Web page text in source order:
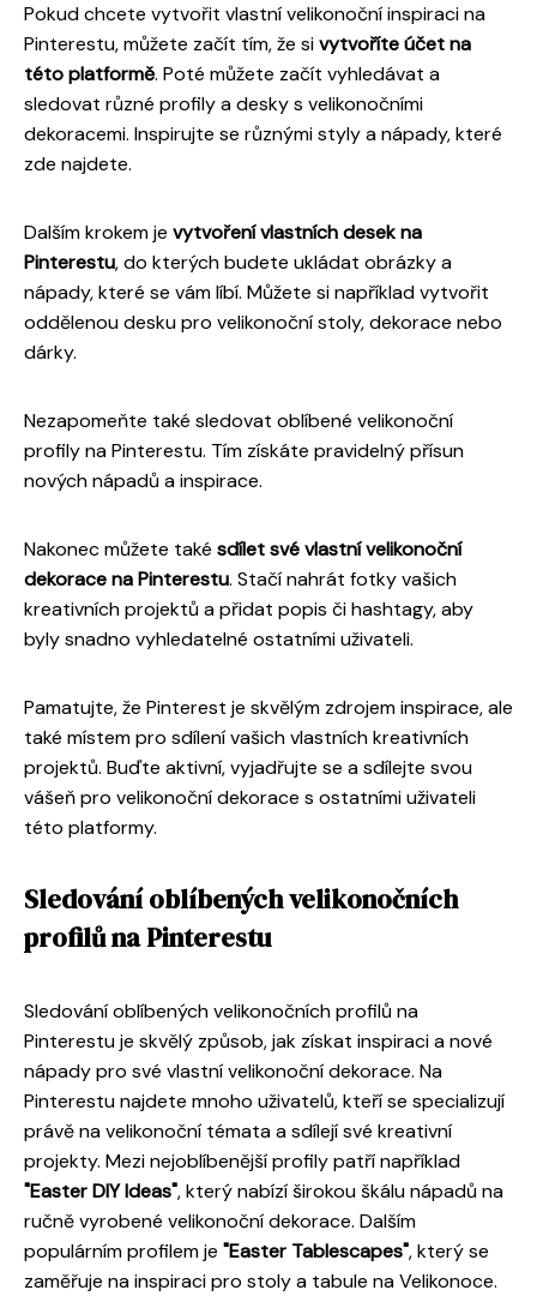
Pokud chcete vytvořit vlastní velikonoční inspiraci na
Pinterestu, můžete začít tím, že sivytvoříte účet na
této platformě. Poté můžete začít vyhledávat a
sledovat různé profily a desky s velikonočními
dekoracemi. Inspirujte se různými styly a nápady, které
zde najdete.
Dalším krokem je vytvoření vlastních desek na
Pinterestu, do kterých budete ukládat obrázky a
nápady, které se vám líbí. Můžete si například vytvořit
oddělenou desku pro velikonoční stoly, dekorace nebo
dárky.
Nezapomeňte také sledovat oblíbené velikonoční
profily na Pinterestu. Tím získáte pravidelný přísun
nových nápadů a inspirace.
Nakonec můžete také sdílet své vlastní velikonoční
dekorace na Pinterestu. Stačí nahrát fotky vašich
kreativních projektů a přidat popis či hashtagy, aby
byly snadno vyhledatelné ostatními uživateli.
Pamatujte, že Pinterest je skvělým zdrojem inspirace, ale
také místem pro sdílení vašich vlastních kreativních
projektů. Buďte aktivní, vyjadřujte se a sdílejte svou
vášeň pro velikonoční dekorace s ostatními uživateli
této platformy.
Sledování oblíbených velikonočních
profilů na Pinterestu
Sledování oblíbených velikonočních profilů na
Pinterestu je skvělý způsob, jak získat inspiraci a nové
nápady pro své vlastní velikonoční dekorace. Na
Pinterestu najdete mnoho uživatelů, kteří se specializují
právě na velikonoční témata a sdílejí své kreativní
projekty. Mezi nejoblíbenější profily patří například
"Easter DIY Ideas", který nabízí širokou škálu nápadů na
ručně vyrobené velikonoční dekorace. Dalším
populárním profilem je "Easter Tablescapes", který se
zaměřuje na inspiraci pro stoly a tabule na Velikonoce.